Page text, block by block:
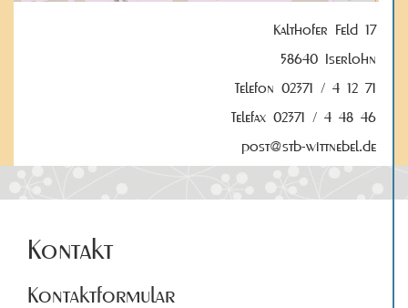
Kalthofer Feld 17
58640 Iserlohn
Telefon 02371 / 4 12 71
Telefax 02371 / 4 48 46
post@stb-wittnebel.de
Kontakt
Kontaktformular